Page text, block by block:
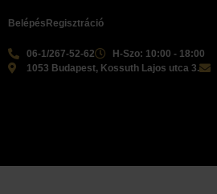
06-1/267-52-62
H-Szo: 10:00 - 18:00
1053 Budapest, Kossuth Lajos utca 3.
Belépés Regisztráció